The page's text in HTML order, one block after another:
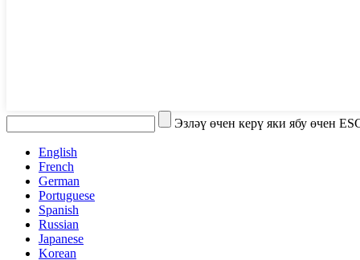
Эзләү өчен керү яки ябу өчен
English
French
German
Portuguese
Spanish
Russian
Japanese
Korean